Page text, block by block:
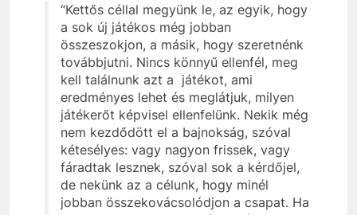
“Kettős céllal megyünk le, az egyik, hogy
a sok új játékos még jobban
összeszokjon, a másik, hogy szeretnénk
továbbjutni. Nincs könnyű ellenfél, meg
kell találnunk azt a játékot, ami
eredményes lehet és meglátjuk, milyen
játékerőt képvisel ellenfelünk. Nekik még
nem kezdődött el a bajnokság, szóval
kétesélyes: vagy nagyon frissek, vagy
fáradtak lesznek, szóval sok a kérdőjel,
de nekünk az a célunk, hogy minél
jobban összekovácsolódjon a csapat. Ha